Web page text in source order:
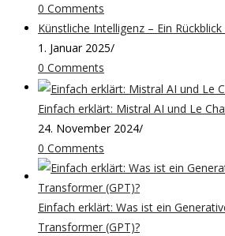
0 Comments
Künstliche Intelligenz – Ein
1. Januar 2025/
0 Comments
Einfach erklärt: Mistral AI und Le
24. November 2024/
0 Comments
Einfach erklärt: Was ist ein
Transformer (GPT)?